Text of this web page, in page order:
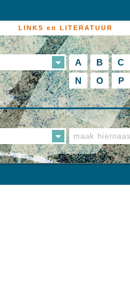
LINKS en LITERATUUR
A B C
N
O P